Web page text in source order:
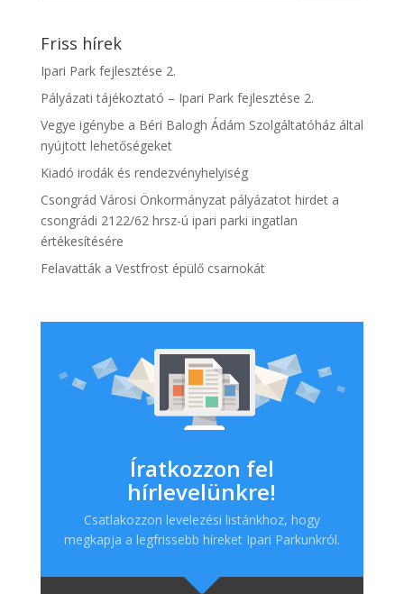
Friss hírek
Ipari Park fejlesztése 2.
Pályázati tájékoztató – Ipari Park fejlesztése 2.
Vegye igénybe a Béri Balogh Ádám Szolgáltatóház által
nyújtott lehetőségeket
Kiadó irodák és rendezvényhelyiség
Csongrád Városi Önkormányzat pályázatot hirdet a
csongrádi 2122/62 hrsz-ú ipari parki ingatlan
értékesítésére
Felavatták a Vestfrost épülő csarnokát
Íratkozzon fel
hírlevelünkre!
Csatlakozzon levelezési listánkhoz, hogy
megkapja a legfrissebb híreket Ipari Parkunkról.